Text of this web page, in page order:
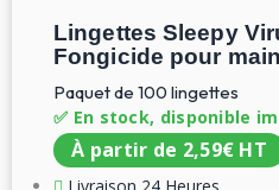
Lingettes Sleepy
Fongicide pour
Paquet de 100 lingettes
✅ En stock, disponible
À partir de 2,59€ HT